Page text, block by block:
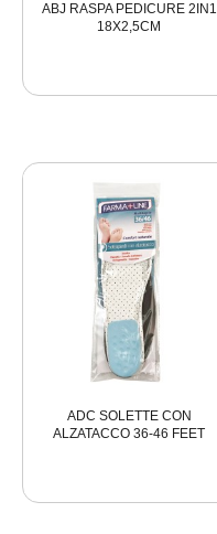
ABJ RASPA PEDICURE 2IN1
18X2,5CM
ADC SOLETTE CON
ALZATACCO 36-46 FEET